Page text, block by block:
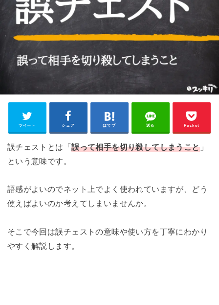
ツイート シェア はてブ 送る Pocket
誤チェストとは「誤って相手を切り殺してしまうこと」
という意味です。
語感がよいのでネット上でよく使われていますが、どう
使えばよいのか考えてしまいませんか。
そこで今回は誤チェストの意味や使い方を丁寧にわかり
やすく解説します。